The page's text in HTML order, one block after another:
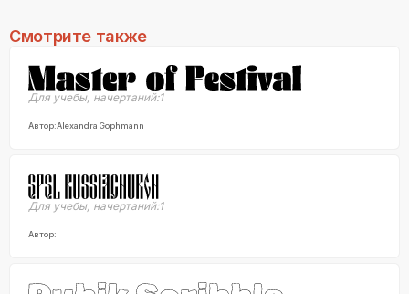
Смотрите также
Для учебы, начертаний:1
Автор:Alexandra Gophmann
Для учебы, начертаний:1
Автор: